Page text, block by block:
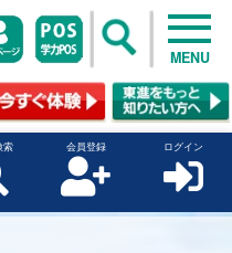
MENU
索 会員登録 ログイン